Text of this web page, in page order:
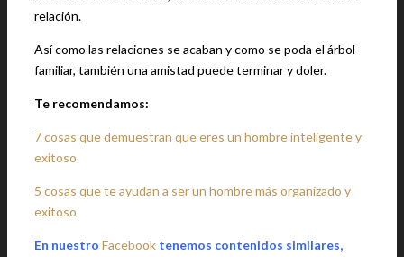
relación.
Así como las relaciones se acaban y como se poda el árbol
familiar, también una amistad puede terminar y doler.
Te recomendamos:
7 cosas que demuestran que eres un hombre inteligente y
exitoso
5 cosas que te ayudan a ser un hombre más organizado y
exitoso
En nuestro Facebook tenemos contenidos similares,